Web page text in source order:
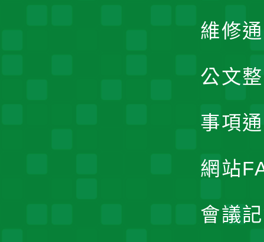
維修
公文
事項
網站
會議